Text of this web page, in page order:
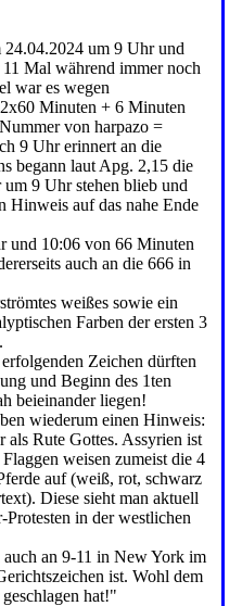
um 9 Uhr und
Mal während immer noch
war es wegen
Minuten + 6 Minuten
von harpazo =
9 Uhr erinnert an die
begann laut Apg. 2,15 die
9 Uhr stehen blieb und
Hinweis auf das nahe Ende
und 10:06 von 66 Minuten
auch an die 666 in
weißes sowie ein
Farben der ersten 3
Zeichen dürften
und Beginn des 1ten
beieinander liegen!
wiederum einen Hinweis:
als Rute Gottes. Assyrien ist
weisen zumeist die 4
auf (weiß, rot, schwarz
Diese sieht man aktuell
in der westlichen
an 9-11 in New York im
ist. Wohl dem
hat!"